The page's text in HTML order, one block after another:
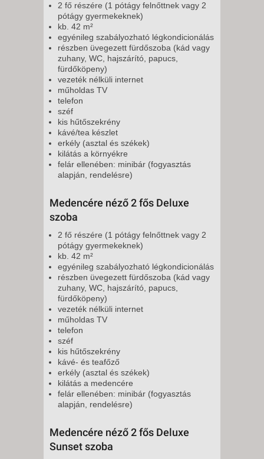
2 fő részére (1 pótágy felnőttnek vagy 2
pótágy gyermekeknek)
kb. 42 m²
egyénileg szabályozható légkondicionálás
részben üvegezett fürdőszoba (kád vagy
zuhany, WC, hajszárító, papucs,
fürdőköpeny)
vezeték nélküli internet
műholdas TV
telefon
széf
kis hűtőszekrény
kávé/tea készlet
erkély (asztal és székek)
kilátás a környékre
felár ellenében: minibár (fogyasztás
alapján, rendelésre)
Medencére néző 2 fős Deluxe
szoba
2 fő részére (1 pótágy felnőttnek vagy 2
pótágy gyermekeknek)
kb. 42 m²
egyénileg szabályozható légkondicionálás
részben üvegezett fürdőszoba (kád vagy
zuhany, WC, hajszárító, papucs,
fürdőköpeny)
vezeték nélküli internet
műholdas TV
telefon
széf
kis hűtőszekrény
kávé- és teafőző
erkély (asztal és székek)
kilátás a medencére
felár ellenében: minibár (fogyasztás
alapján, rendelésre)
Medencére néző 2 fős Deluxe
Sunset szoba